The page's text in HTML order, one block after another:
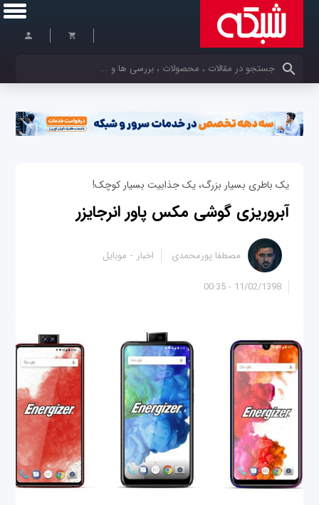
کلمات کلیدی خود را وارد کنید
یک باطری بسیار بزرگ، یک جذابیت بسیار کوچک!
آبروریزی گوشی مکس پاور انرجایزر
11/02/1398 - 00:35
مصطفا پورمحمدی اخبار موبایل